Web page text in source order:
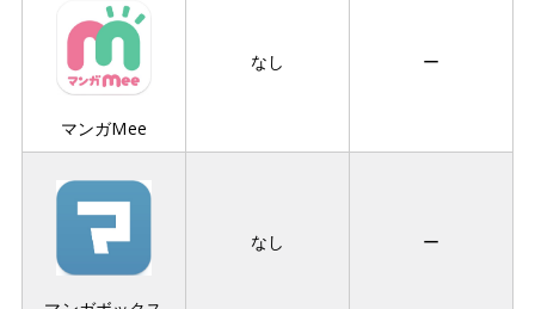
マンガMee
なし ー
なし ー